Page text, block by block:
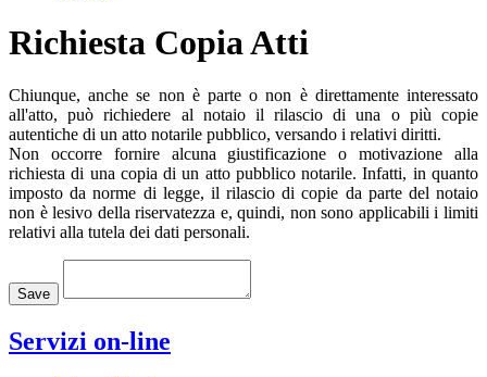
Richiesta Copia Atti
Chiunque, anche se non è parte o non è direttamente interessato
all'atto, può richiedere al notaio il rilascio di una o più copie
autentiche di un atto notarile pubblico, versando i relativi diritti.
Non occorre fornire alcuna giustificazione o motivazione alla
richiesta di una copia di un atto pubblico notarile. Infatti, in quanto
imposto da norme di legge, il rilascio di copie da parte del notaio
non è lesivo della riservatezza e, quindi, non sono applicabili i limiti
relativi alla tutela dei dati personali.
Save
Servizi on-line